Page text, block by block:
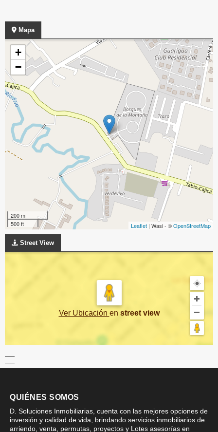
Mapa
+
−
200 m
500 ft
Leaflet | Wasi - ©OpenStreetMap
Street View
Ver Ubicación en street view
QUIÉNES SOMOS
D. Soluciones Inmobiliarias, cuenta con las mejores opciones de
inversión y calidad de vida, brindando servicios inmobiliarios de
arriendo, venta, permutas, proyectos y Lotes asesorías en